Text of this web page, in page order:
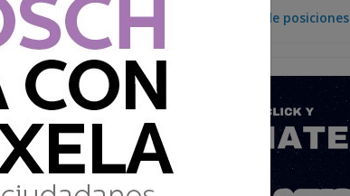
Mira la tabla de posiciones